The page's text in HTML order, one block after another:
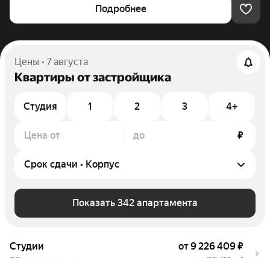
Подробнее
Цены • 7 августа
Квартиры от застройщика
Студия 1 2 3 4+
Цена от до ₽
Показать 342 апартамента
Студии
от 9 226 409 ₽